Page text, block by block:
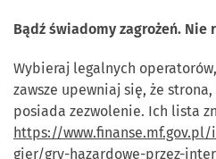
Bądź świadomy zagrożeń. Nie
Wybieraj legalnych
zawsze upewniaj się, że
posiada zezwolenie. Ich lista
https://
gier/gry-hazardowe-przez-